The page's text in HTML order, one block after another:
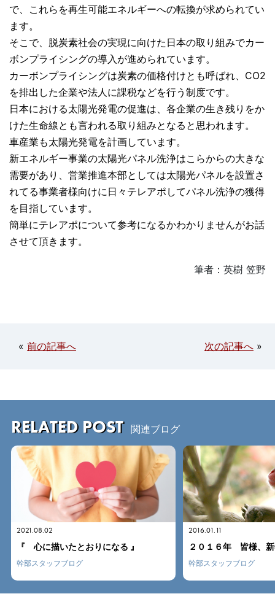
で、これらを再生可能エネルギーへの転換が求められてい
ます。
そこで、脱炭素社会の実現に向けた日本の取り組みでカー
ボンプライシングの導入が進められています。
カーボンプライシングは炭素の価格付けとも呼ばれ、CO2
を排出した企業や法人に課税などを行う制度です。
日本における太陽光発電の促進は、各企業の生き残りをか
けた生命線とも言われる取り組みとなると思われます。
車産業も太陽光発電を計画しています。
新エネルギー事業の太陽光パネル洗浄はこらからの大きな
需要があり、営業推進本部としては太陽光パネルを設置さ
れてる事業者様向けに日々テレアポしてパネル洗浄の獲得
を目指しています。
簡単にテレアポについて参考になるかわかりませんがお話
させて頂きます。
筆者：英樹 笠野
« 前の記事へ 次の記事へ »
RELATED POST 関連ブログ
2016.01.11
幹部スタッフブログ
2015.08.05
心が変われば運命が
幹部スタッフブログ